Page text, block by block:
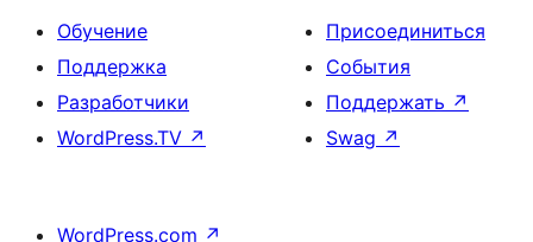
Обучение
Поддержка
Разработчики
WordPress.TV ↗
Присоединиться
События
Поддержать ↗
Swag ↗
WordPress.com ↗